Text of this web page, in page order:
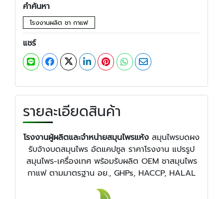
คำค้นหา
โรงงานผลิต ชา กาแฟ
แชร์
รายละเอียดสินค้า
โรงงานผู้ผลิตและจำหน่ายสมุนไพรแห้ง สมุนไพรบดผง
รับจ้างบดสมุนไพร อัดแคปซูล ราคาโรงงาน แปรรูป
สมุนไพร-เครื่องเทศ พร้อมรับผลิต OEM ชาสมุนไพร
กาแฟ ตามมาตรฐาน อย., GHPs, HACCP, HALAL